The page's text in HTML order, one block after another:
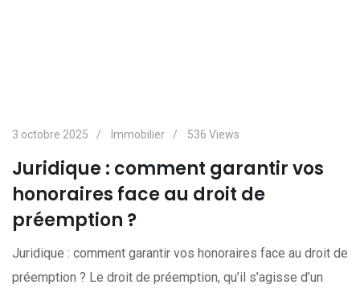
3 octobre 2025 Immobilier 536 Views
Juridique : comment garantir vos
honoraires face au droit de
préemption ?
Juridique : comment garantir vos honoraires face au droit de
préemption ? Le droit de préemption, qu’il s’agisse d’un